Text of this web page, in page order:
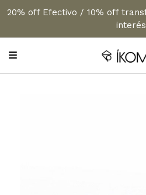
20% off Efectivo / 10% off
interés